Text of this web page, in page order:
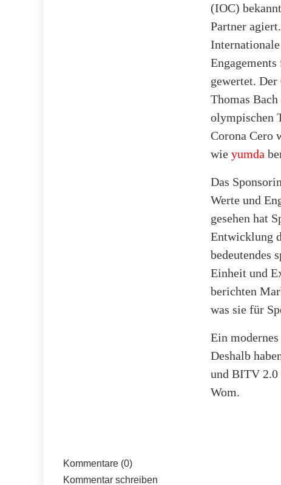
(IOC)
Partner
gewertet.
Thomas
olympischen
Corona Cero
wie yumda
Das
Werte und
gesehen hat
Entwicklung
bedeutendes
Einheit und
berichten
was sie für
Ein
Deshalb
und BITV 2.0
Wom.
Kommentare (0)
Kommentar schreiben